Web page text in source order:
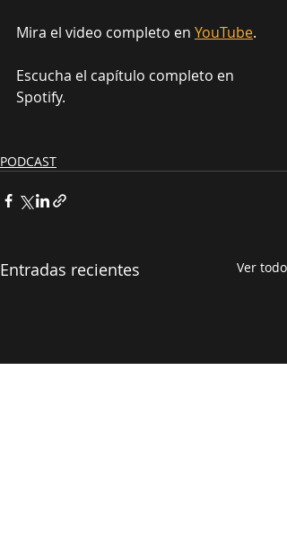
Mira el video completo en YouTube.
Escucha el capítulo completo en
Spotify.
PODCAST
Entradas recientes Ver todo